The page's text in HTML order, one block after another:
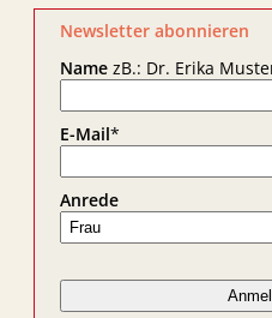
Newsletter abonnieren
NamezB.: Dr. Erika
E-Mail*
Anrede